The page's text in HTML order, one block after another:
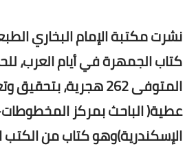
نشرت مكتبة الإمام البخاري
كتاب الجمهرة في أيام العرب،
المتوفى 262 هجرية،
عطية( الباحث بمركز
الإسكندرية)وهو كتاب من